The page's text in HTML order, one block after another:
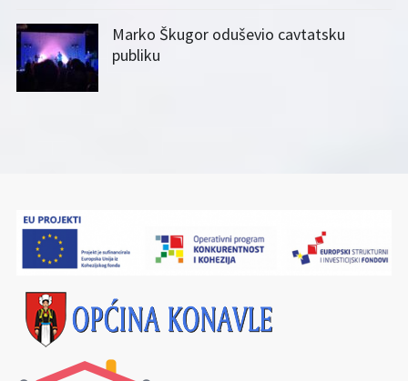
Marko Škugor oduševio cavtatsku
publiku